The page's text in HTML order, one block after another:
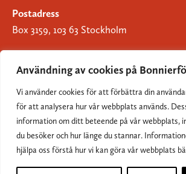
Användning av cookies på
Vi använder cookies för att förbättra din
för att analysera hur vår webbplats används.
information om ditt beteende på vår webbplats,
du besöker och hur länge du stannar.
hjälpa oss förstå hur vi kan göra vår webbplats
Postadress
Box 3159, 103 63 Stockholm
Om Bonnierförlagen
Cookies
Integritetspolicy